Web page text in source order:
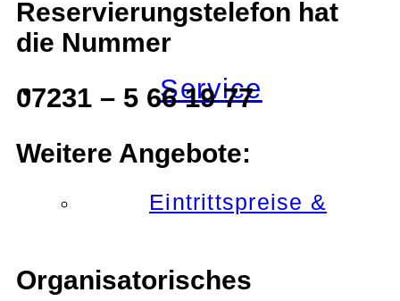
Service
Eintrittspreise &
Reservierungstelefon hat
die Nummer
07231 – 5 66 19 77
Weitere Angebote:
Organisatorisches